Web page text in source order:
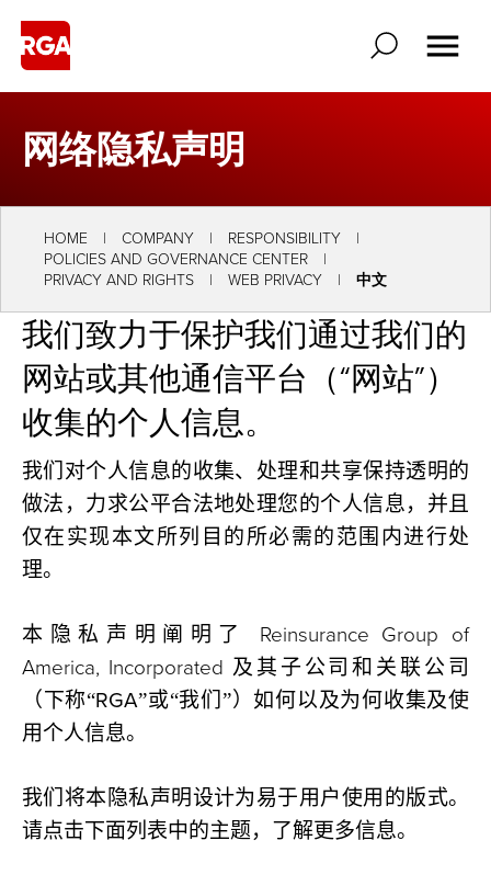
网络隐私声明
HOME COMPANY
RESPONSIBILITY
POLICIES AND GOVERNANCE CENTER
PRIVACY AND RIGHTS
WEB PRIVACY 中文
我们致力于保护我们通过我们的
网站或其他通信平台（“网站”）
收集的个人信息。
我们对个人信息的收集、处理和共享保持透明的
做法，力求公平合法地处理您的个人信息，并且
仅在实现本文所列目的所必需的范围内进行处
理。
本隐私声明阐明了
Reinsurance Group of
America, Incorporated 及其子公司和关联公司
（下称“RGA”或“我们”）如何以及为何收集及使
用个人信息。
我们将本隐私声明设计为易于用户使用的版式。
请点击下面列表中的主题，了解更多信息。